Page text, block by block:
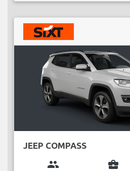
JEEP COMPASS
group business_center